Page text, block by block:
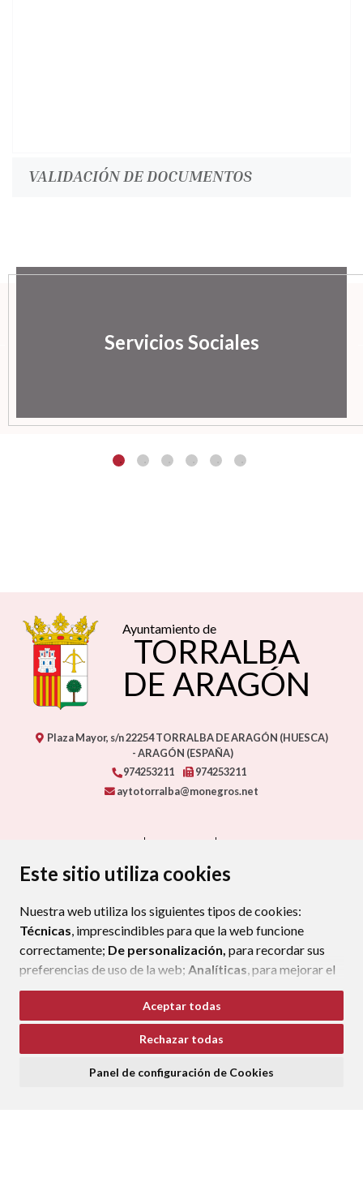
Este sitio utiliza cookies
Nuestra web utiliza los siguientes tipos de cookies:
Técnicas, imprescindibles para que la web funcione
correctamente; De personalización, para recordar sus
preferencias de uso de la web; Analíticas, para mejorar el
funcionamiento de la web y sus servicios.
Si acepta pulsando el botón“Aceptar todas”
consideramos que acepta su uso. Si pulsa el botón
ninguna acción, se guardarán las cookies técnicas
Aceptar todas
Rechazar todas
Panel de configuración de Cookies
VALIDACIÓN DE DOCUMENTOS
Servicios Sociales
Ayuntamiento de
TORRALBA
DE ARAGÓN
Plaza Mayor, s/n22254 TORRALBA DE ARAGÓN (HUESCA)
- ARAGÓN (ESPAÑA)
974253211
974253211
aytotorralba@monegros.net
PROTECCIÓN DE DATOS
POLÍTICA DE COOKIES